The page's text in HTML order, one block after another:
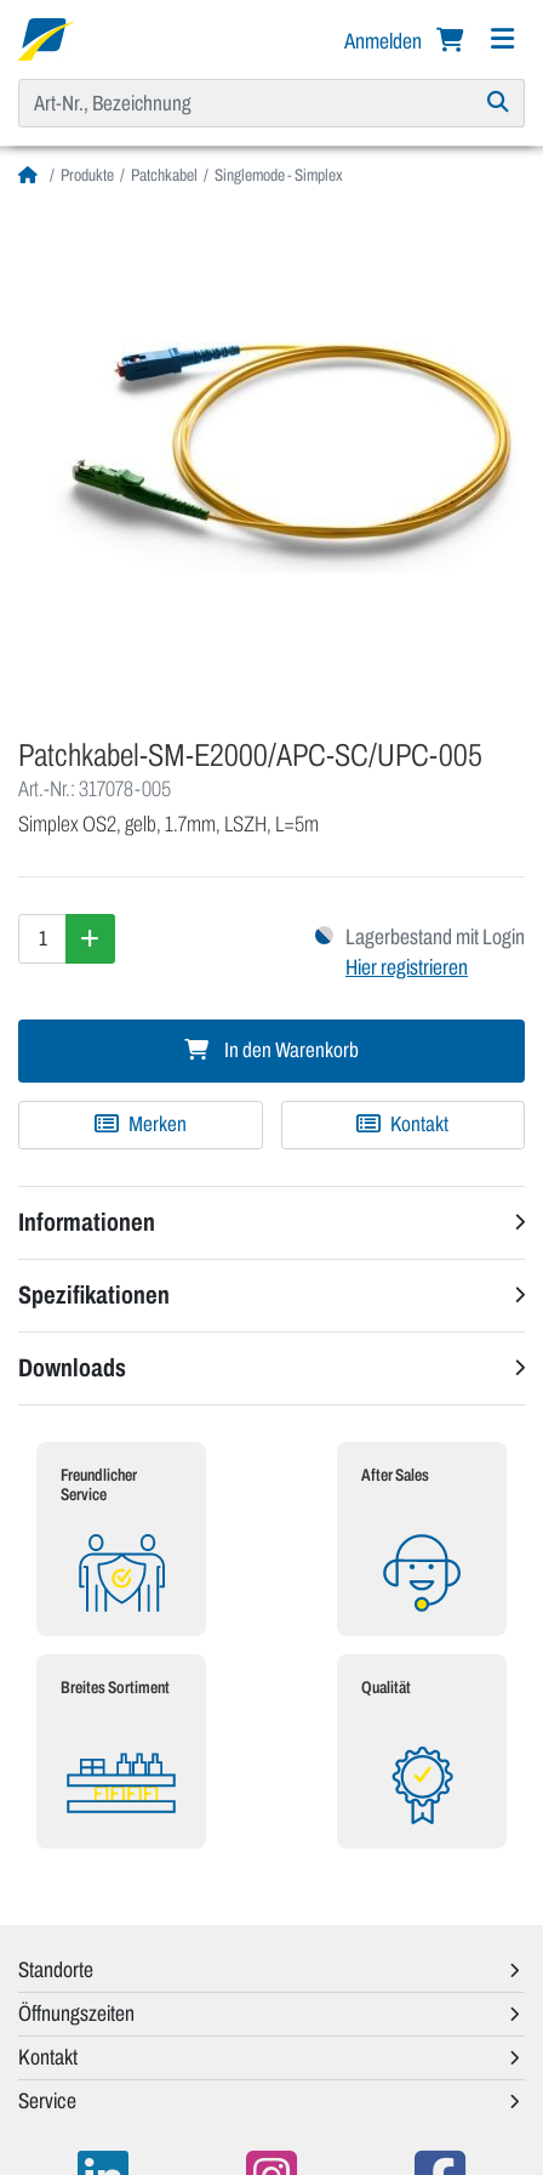
Anmelden
Produkte Patchkabel Singlemode - Simplex
Patchkabel-SM-E2000/APC-SC/UPC-005
Art.-Nr.: 317078-005
Simplex OS2, gelb, 1.7mm, LSZH, L=5m
Lagerbestand mit Login
Hier registrieren
In den Warenkorb
Merken Kontakt
Informationen
Spezifikationen
Downloads
Freundlicher
Service
After Sales
Breites Sortiment Qualität
Standorte
Öffnungszeiten
Kontakt
Service